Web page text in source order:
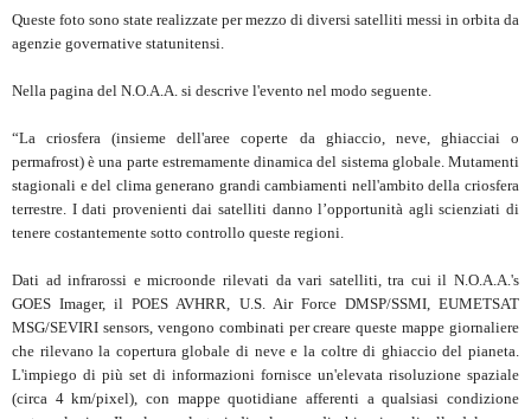
Queste foto sono state realizzate per mezzo di diversi satelliti messi in orbita da
agenzie governative statunitensi.
Nella pagina del N.O.A.A. si descrive l'evento nel modo seguente.
“La criosfera (insieme dell'aree coperte da ghiaccio, neve, ghiacciai o
permafrost) è una parte estremamente dinamica del sistema globale. Mutamenti
stagionali e del clima generano grandi cambiamenti nell'ambito della criosfera
terrestre. I dati provenienti dai satelliti danno l’opportunità agli scienziati di
tenere costantemente sotto controllo queste regioni.
Dati ad infrarossi e microonde rilevati da vari satelliti, tra cui il N.O.A.A.'s
GOES Imager, il POES AVHRR, U.S. Air Force DMSP/SSMI, EUMETSAT
MSG/SEVIRI sensors, vengono combinati per creare queste mappe giornaliere
che rilevano la copertura globale di neve e la coltre di ghiaccio del pianeta.
L'impiego di più set di informazioni fornisce un'elevata risoluzione spaziale
(circa 4 km/pixel), con mappe quotidiane afferenti a qualsiasi condizione